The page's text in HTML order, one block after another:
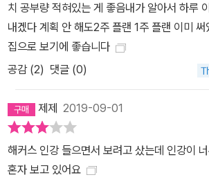
치 공부량 적혀있는 게 좋음내가 알아서 하루
내겠다 계획 안 해도2주 플랜 1주 플랜 이미 써
집으로 보기에 좋습니다
공감 (2) 댓글 (0)
제제 2019-09-01
해커스 인강 들으면서 보려고 샀는데 인강이
혼자 보고 있어요